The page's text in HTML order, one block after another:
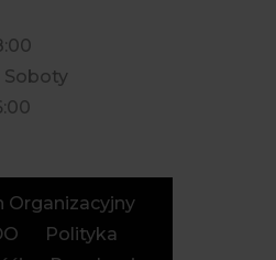
Soboty
Organizacyjny
Polityka